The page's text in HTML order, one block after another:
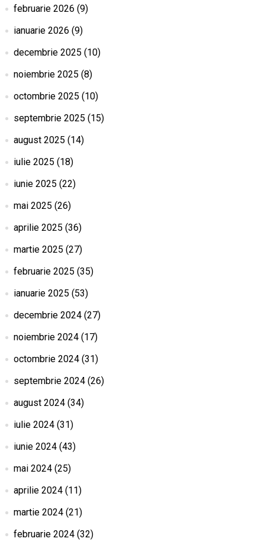
februarie 2026 (9)
ianuarie 2026 (9)
decembrie 2025 (10)
noiembrie 2025 (8)
octombrie 2025 (10)
septembrie 2025 (15)
august 2025 (14)
iulie 2025 (18)
iunie 2025 (22)
mai 2025 (26)
aprilie 2025 (36)
martie 2025 (27)
februarie 2025 (35)
ianuarie 2025 (53)
decembrie 2024(27)
noiembrie 2024(17)
octombrie 2024(31)
septembrie 2024(26)
august 2024(34)
iulie 2024(31)
iunie 2024(43)
mai 2024(25)
aprilie 2024(11)
martie 2024(21)
februarie 2024(32)